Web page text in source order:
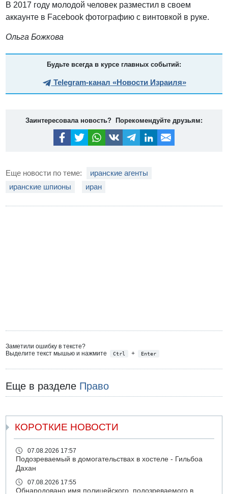
В 2017 году молодой человек разместил в своем
аккаунте в Facebook фотографию с винтовкой в ​​руке.
Ольга Божкова
Будьте всегда в курсе главных событий:
Telegram-канал «Новости Израиля»
Заинтересовала новость? Порекомендуйте друзьям:
Еще новости по теме:
иранские агенты
иранские шпионы
иран
Заметили ошибку в тексте?
Выделите текст мышью и нажмите
Ctrl + Enter
Еще в разделе Право
КОРОТКИЕ НОВОСТИ
07.08.2026 17:57
Подозреваемый в домогательствах в хостеле - Гильбоа
Дахан
07.08.2026 17:55
Обнародовано имя полицейского, подозреваемого в